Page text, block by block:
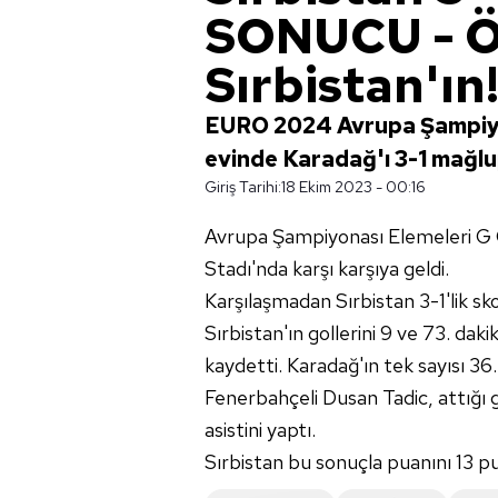
SONUCU -
Sırbistan'ın!
EURO 2024 Avrupa
evinde Karadağ'ı 3-1
Giriş Tarihi:18 Ekim 2023 - 00:16
Avrupa Şampiyonası Elemeleri
Stadı'nda karşı karşıya geldi.
Karşılaşmadan Sırbistan 3-1'lik
Sırbistan'ın gollerini 9 ve 73.
kaydetti. Karadağ'ın tek sayısı
Fenerbahçeli Dusan Tadic, attığı
asistini yaptı.
Sırbistan bu sonuçla puanını 13